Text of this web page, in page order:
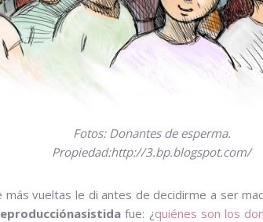
Fotos: Donantes de esperma.
Propiedad:http://3.bp.blogspot.com/
más vueltas le di antes de decidirme a ser
fue: ¿quiénes son los